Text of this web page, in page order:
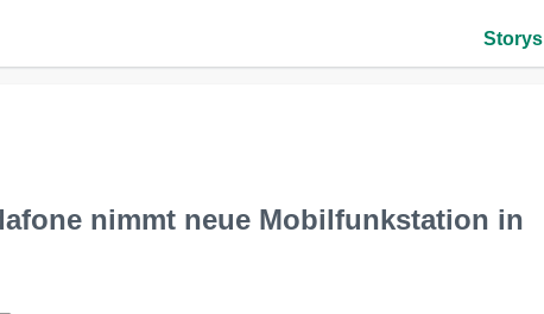
Storys
nimmt neue Mobilfunkstation in